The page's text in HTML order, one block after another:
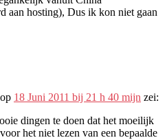
aan hosting), Dus ik kon niet gaan
op 18 Juni 2011 bij 21 h 40 mijn zei:
dingen te doen dat het moeilijk
het niet lezen van een bepaalde